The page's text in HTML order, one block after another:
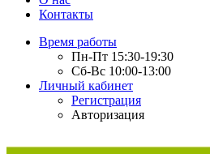
Контакты
Время работы
Пн-Пт 15:30-19:30
Сб-Вс 10:00-13:00
Личный кабинет
Регистрация
Авторизация